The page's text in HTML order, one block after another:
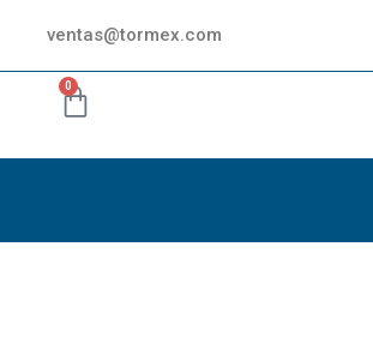
ventas@tormex.com
0